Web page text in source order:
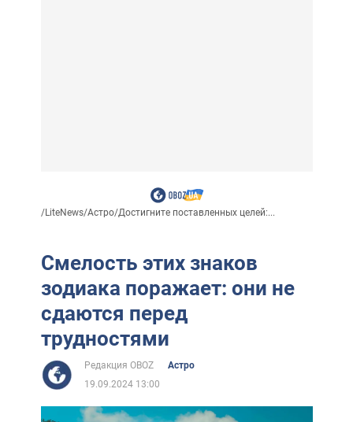
/LiteNews/Астро/Достигните поставленных целей:...
Смелость этих знаков
зодиака поражает: они не
сдаются перед
трудностями
Редакция OBOZ
Астро
19.09.2024 13:00